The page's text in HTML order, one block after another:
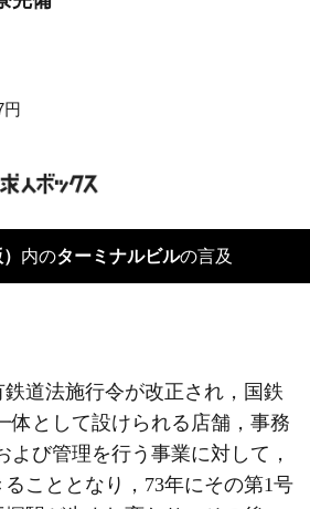
円
内のターミナルビルの言及
道法施行令が改正され，国鉄
体として設けられる店舗，事務
よび管理を行う事業に対して，
こととなり，73年にその第1号